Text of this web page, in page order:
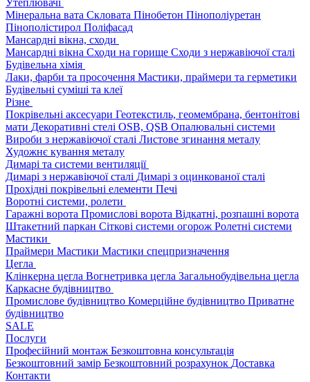
Утеплювачі
Мінеральна вата Скловата Пінобетон Пінополіуретан
Пінополістирол Поліфасад
Мансардні вікна, сходи
Мансардні вікна Сходи на горище Сходи з нержавіючої сталі
Будівельна хімія
Лаки, фарби та просочення Мастики, праймери та герметики
Будівельні суміші та клеї
Різне
Покрівельні аксесуари Геотекстиль, геомембрана, бентонітові
мати Декоративні стелі OSB, QSB Опалювальні системи
Вироби з нержавіючої сталі Листове згинання металу
Художнє кування металу
Димарі та системи вентиляції
Димарі з нержавіючої сталі Димарі з оцинкованої сталі
Прохідні покрівельні елементи Печі
Воротні системи, ролети
Гаражні ворота Промислові ворота Відкатні, розпашні ворота
Штакетний паркан Сіткові системи огорож Ролетні системи
Мастики
Праймери Мастики Мастики спецпризначення
Цегла
Клінкерна цегла Вогнетривка цегла Загальнобудівельна цегла
Каркасне будівництво
Промислове будівництво Комерційне будівництво Приватне
будівництво
SALE
Послуги
Професійний монтаж Безкоштовна консультація
Безкоштовний замір Безкоштовний розрахунок Доставка
Контакти